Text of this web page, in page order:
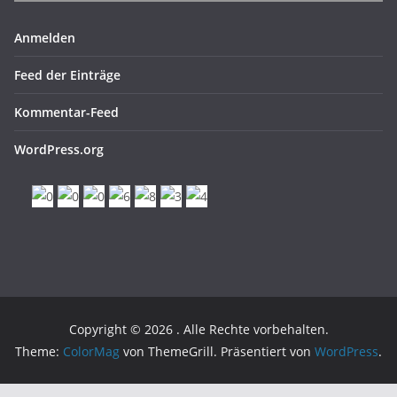
Anmelden
Feed der Einträge
Kommentar-Feed
WordPress.org
Copyright © 2026 . Alle Rechte vorbehalten.
Theme: ColorMag von ThemeGrill. Präsentiert von WordPress.